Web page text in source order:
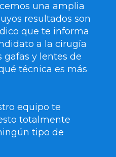
una amplia
resultados son
que te informa
a la cirugía
gafas y lentes de
técnica es más
equipo te
totalmente
tipo de